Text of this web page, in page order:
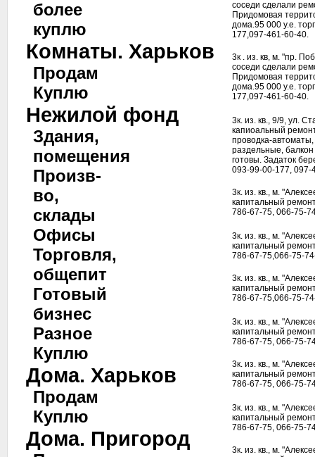
более
куплю
Комнаты. Харьков
Продам
Куплю
Нежилой фонд
Здания,
помещения
Произв-
во,
склады
Офисы
Торговля,
общепит
Готовый
бизнес
Разное
Куплю
Дома. Харьков
Продам
Куплю
Дома. Пригород
соседи сделали
Придомовая
дома.95 000 у.е.
177,097-461-60-40.
3к . из. кв, м. "пр.
соседи сделали
Придомовая
дома.95 000 у.е.
177,097-461-60-40.
3к. из. кв., 9/9, ул.
капиоальный
проводка-
раздельные,
готовы. Задаток
093-99-00-177, 097-
3к. из. кв., м.
капитальный
786-67-75, 066-75-
3к. из. кв., м.
капитальный
786-67-75,066-75-
3к. из. кв., м.
капитальный
786-67-75,066-75-
3к. из. кв., м.
капитальный
786-67-75, 066-75-
3к. из. кв., м.
капитальный
786-67-75, 066-75-
3к. из. кв., м.
капитальный
786-67-75, 066-75-
3к. из. кв., м.